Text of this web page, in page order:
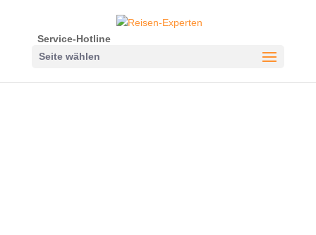
Service-Hotline
Seite wählen